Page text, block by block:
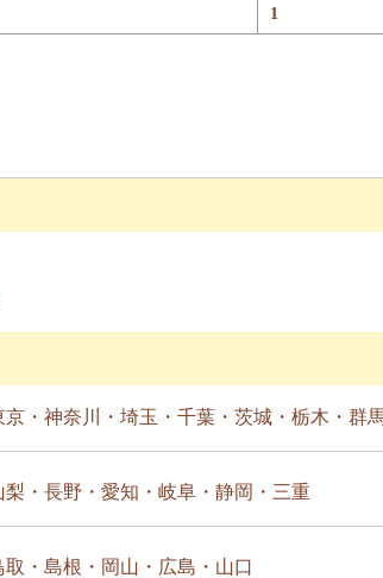
1
京・神奈川・埼玉・千葉・茨城・栃木・群
梨・長野・愛知・岐阜・静岡・三重
取・島根・岡山・広島・山口